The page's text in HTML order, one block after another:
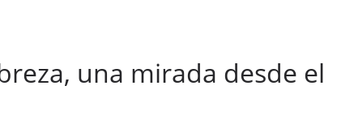
una mirada desde el